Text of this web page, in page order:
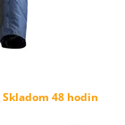
Skladom 48 hodin